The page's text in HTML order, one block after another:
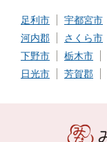
足利市 宇都宮市
河内郡
さくら市
下野市
栃木市
日光市
芳賀郡